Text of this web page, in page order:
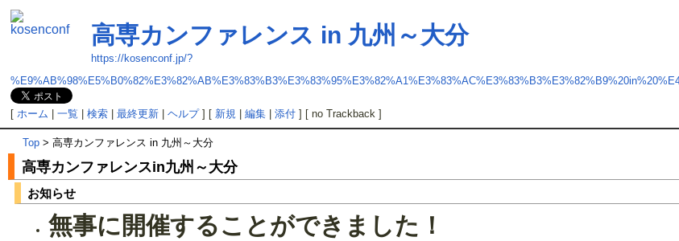
高専カンファレンス in 九州～大分
https://kosenconf.jp/?
[ホーム |一覧 |検索 |最終更新 |ヘルプ] [ 新規 |編集 |添付 ] [ no Trackback ]
Top > 高専カンファレンス in 九州～大分
高専カンファレンスin九州～大分
お知らせ
無事に開催することができました！